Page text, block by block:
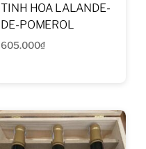
TINH HOA LALANDE-
DE-POMEROL
605.000₫